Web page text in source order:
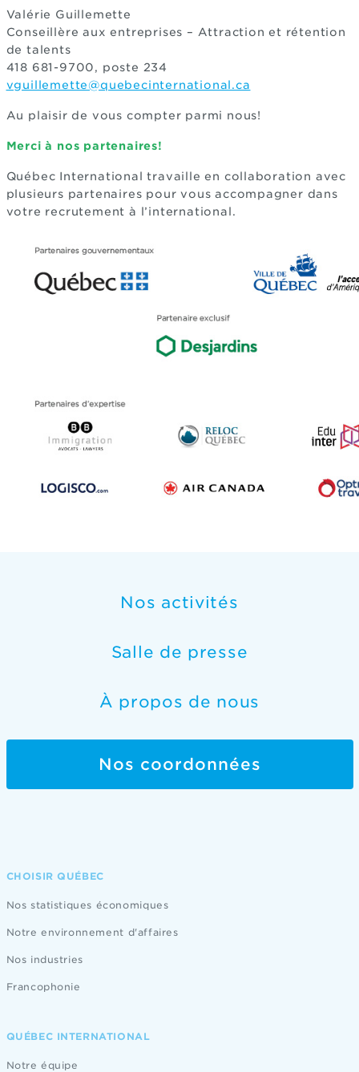
Valérie Guillemette
Conseillère aux entreprises – Attraction et rétention
de talents
418 681-9700, poste 234
vguillemette@quebecinternational.ca
Au plaisir de vous compter parmi nous!
Merci à nos partenaires!
Québec International travaille en collaboration avec
plusieurs partenaires pour vous accompagner dans
votre recrutement à l’international.
Nos activités
Salle de presse
À propos de nous
Nos coordonnées
CHOISIR QUÉBEC
Nos statistiques économiques
Notre environnement d'affaires
Nos industries
Francophonie
QUÉBEC INTERNATIONAL
Notre équipe